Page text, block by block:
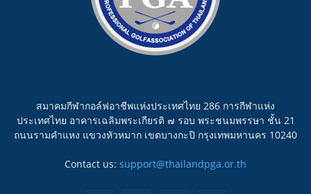
สมาคมกีฬากอล์ฟอาชีพแห่งประเทศไทย 286 การกีฬาแห่ง
ประเทศไทย อาคารเฉลิมพระเกียรติ ๗ รอบ พระชนมพรรษา ชั้น 21
ถนนรามคำแหง แขวงหัวหมาก เขตบางกะปิ กรุงเทพมหานคร 10240
Contact us: support@thailandpga.or.th